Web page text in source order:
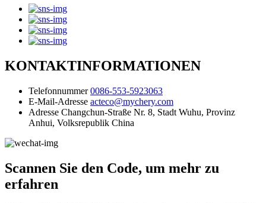
KONTAKTINFORMATIONEN
Telefonnummer 0086-553-5923063
E-Mail-Adresse acteco@mychery.com
Adresse Changchun-Straße Nr. 8, Stadt Wuhu, Provinz
Anhui, Volksrepublik China
Scannen Sie den Code, um mehr zu
erfahren